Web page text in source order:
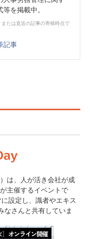
を掲載中。
たは直近の記事の寄稿時点で
記事
は、人が活き会社が成
主催するイベントで
設定し、識者やエキス
なさんと共有していま